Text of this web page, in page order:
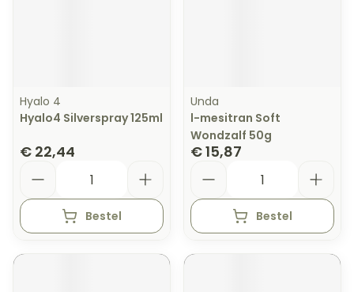
Hyalo 4
Hyalo4 Silverspray 125ml
€ 22,44
Bestel
Unda
l-mesitran Soft
Wondzalf 50g
€ 15,87
Bestel